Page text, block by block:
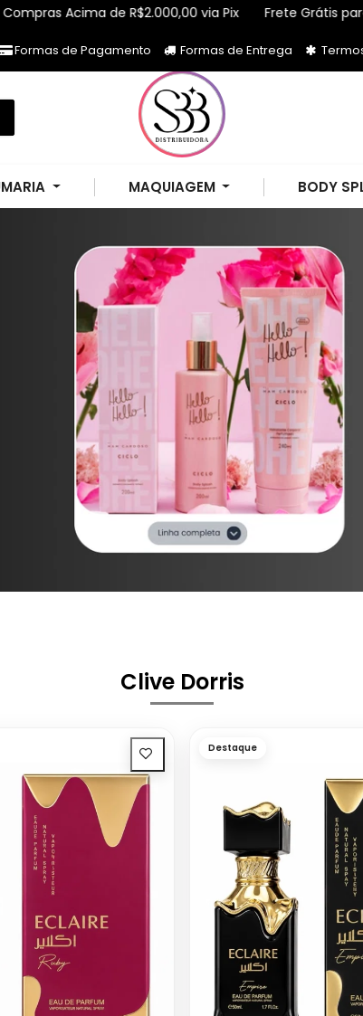
de R$2.000,00 via Pix Frete Grátis para Todo Brasil
Formas de Pagamento Formas de Entrega
MAQUIAGEM BODY
Clive Dorris
Destaque